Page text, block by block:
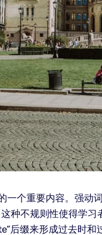
个重要内容。强动
种不规则性使得学
后缀来形成过去时